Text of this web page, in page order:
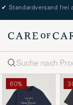
✔ Standardversand frei
Suche
60%